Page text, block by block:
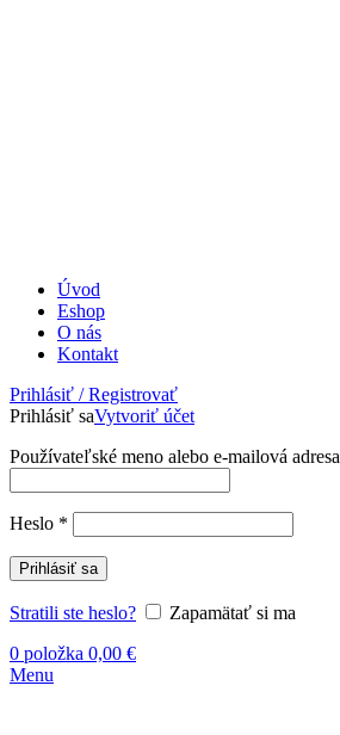
Úvod
Eshop
O nás
Kontakt
Prihlásiť / Registrovať
Prihlásiť saVytvoriť účet
Používateľské meno alebo e-mailová adresa
Heslo *
Prihlásiť sa
Stratili ste heslo?
Zapamätať si ma
0 položka 0,00 €
Menu